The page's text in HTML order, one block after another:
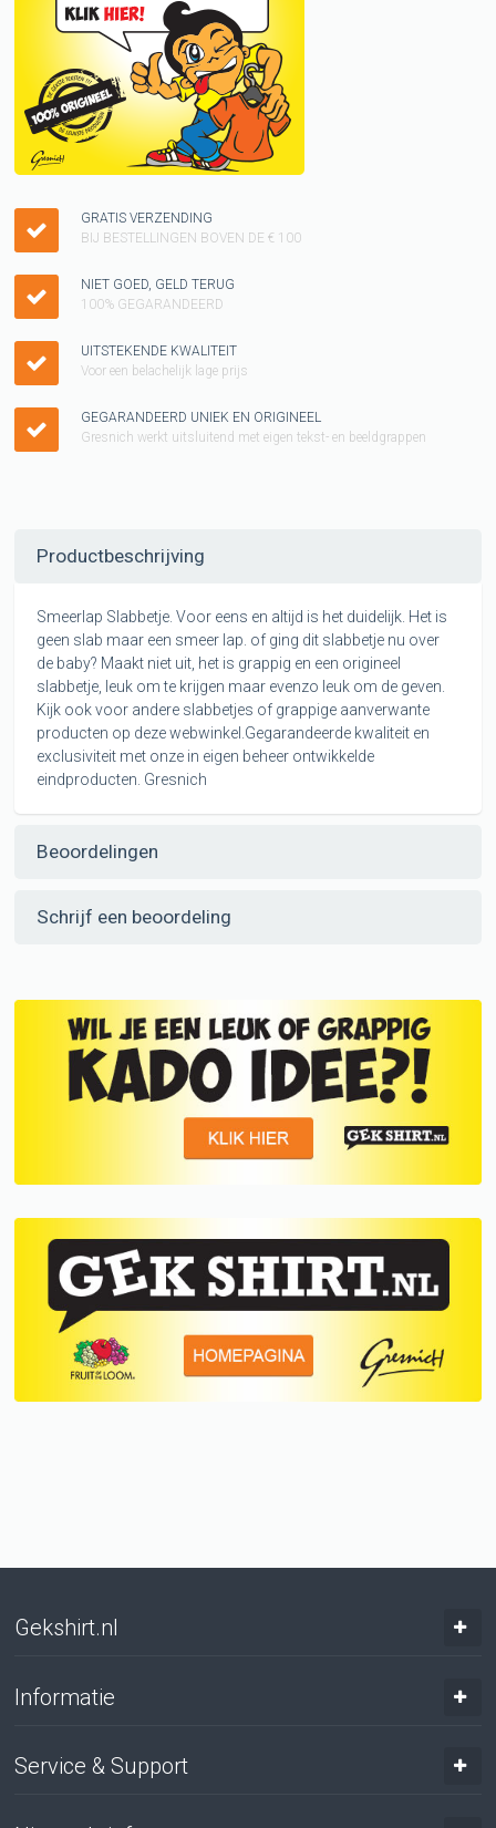
GRATIS VERZENDING
BIJ BESTELLINGEN BOVEN DE € 100
NIET GOED, GELD TERUG
100% GEGARANDEERD
UITSTEKENDE KWALITEIT
Voor een belachelijk lage prijs
GEGARANDEERD UNIEK EN ORIGINEEL
Gresnich werkt uitsluitend met eigen tekst- en beeldgrappen
Productbeschrijving
Smeerlap Slabbetje. Voor eens en altijd is het duidelijk. Het is
geen slab maar een smeer lap. of ging dit slabbetje nu over
de baby? Maakt niet uit, het is grappig en een origineel
slabbetje, leuk om te krijgen maar evenzo leuk om de geven.
Kijk ook voor andere slabbetjes of grappige aanverwante
producten op deze webwinkel.Gegarandeerde kwaliteit en
exclusiviteit met onze in eigen beheer ontwikkelde
eindproducten. Gresnich
Beoordelingen
Schrijf een beoordeling
Gekshirt.nl
Informatie
Service & Support